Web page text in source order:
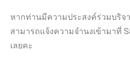
หากท่านมีความประสงค์ร่วมบริ
สามารถแจ้งความจำนงเข้ามาที่
เลยคะ